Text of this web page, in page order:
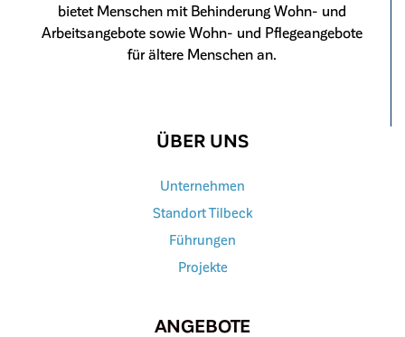
bietet Menschen mit Behinderung Wohn- und
Arbeitsangebote sowie Wohn- und Pflegeangebote
für ältere Menschen an.
ÜBER UNS
Unternehmen
Standort Tilbeck
Führungen
Projekte
ANGEBOTE